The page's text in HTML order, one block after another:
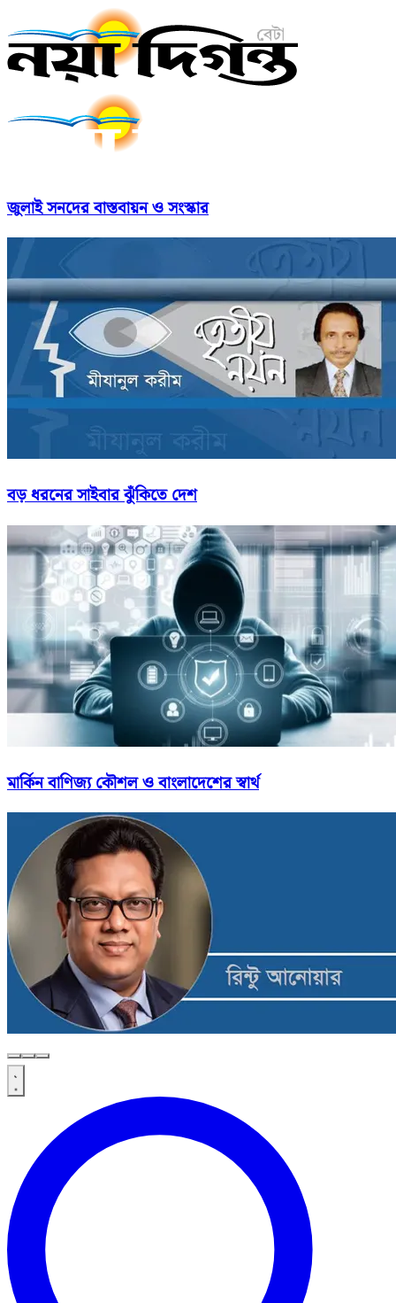
জুলাই সনদের বাস্তবায়ন ও সংস্কার
বড় ধরনের সাইবার ঝুঁকিতে দেশ
মার্কিন বাণিজ্য কৌশল ও বাংলাদেশের স্বার্থ